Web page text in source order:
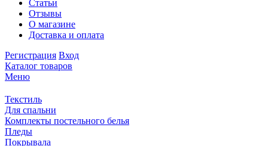
Статьи
Отзывы
О магазине
Доставка и оплата
Регистрация Вход
Каталог товаров
Меню
Текстиль
Для спальни
Комплекты постельного белья
Пледы
Покрывала